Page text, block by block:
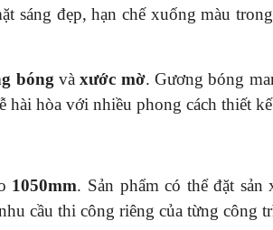
sáng đẹp, hạn chế xuống màu
bóng vàxước mờ. Gương bóng
hòa với nhiều phong cách thiết
1050mm. Sản phẩm có thể đặt sản
cầu thi công riêng của từng công